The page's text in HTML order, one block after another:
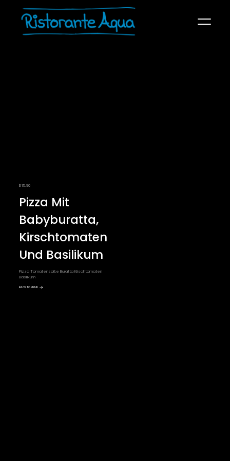
SPEISEKARTE
ÜBER UNS
$15.90
Pizza Mit
Babyburatta,
Kirschtomaten
Und Basilikum
Pizza Tomatensoße Buratta Kirschtomaten
Basilikum
BACK TO MENU